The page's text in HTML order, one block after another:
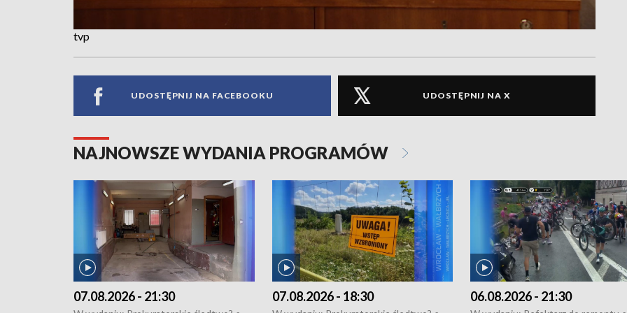
tvp
UDOSTĘPNIJ NA FACEBOOKU UDOSTĘPNIJ NA X
NAJNOWSZE WYDANIA PROGRAMÓW
07.08.2026 - 21:30 07.08.2026 - 18:30 06.08.2026 - 21:30